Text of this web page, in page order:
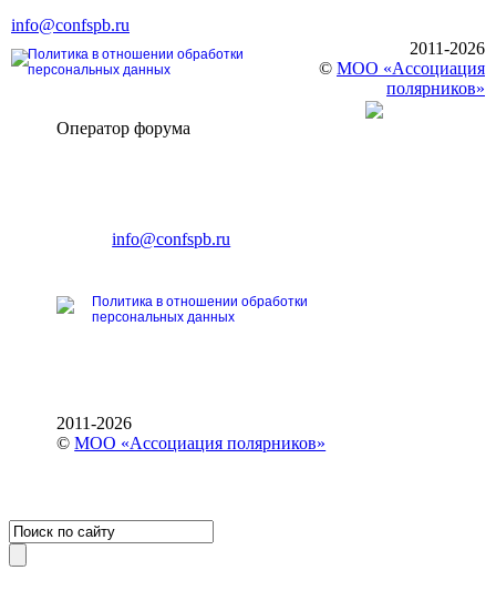
info@confspb.ru
Политика в отношении обработки
персональных данных
2011-2026
© МОО «Ассоциация
полярников»
Оператор форума
E-mail:info@confspb.ru
Политика в отношении обработки
персональных данных
2011-2026
©МОО «Ассоциация полярников»